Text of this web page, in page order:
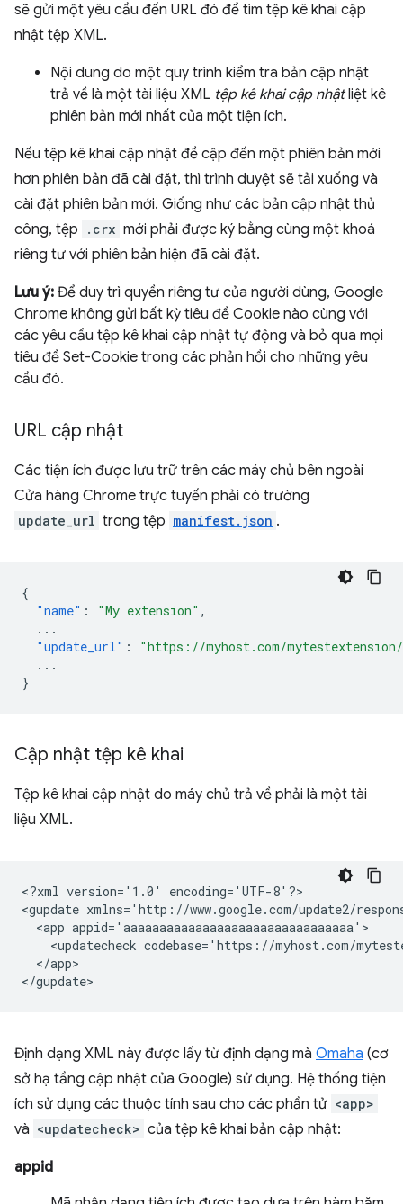
sẽ gửi một yêu cầu đến URL đó để tìm tệp kê khai cập
nhật tệp XML.
Nội dung do một quy trình kiểm tra bản cập nhật
trả về là một tài liệu XML tệp kê khai cập nhậtliệt kê
phiên bản mới nhất của một tiện ích.
Nếu tệp kê khai cập nhật đề cập đến một phiên bản mới
hơn phiên bản đã cài đặt, thì trình duyệt sẽ tải xuống và
cài đặt phiên bản mới. Giống như các bản cập nhật thủ
công, tệp
.crx mới phải được ký bằng cùng một khoá
riêng tư với phiên bản hiện đã cài đặt.
Lưu ý: Để duy trì quyền riêng tư của người dùng, Google
Chrome không gửi bất kỳ tiêu đề Cookie nào cùng với
các yêu cầu tệp kê khai cập nhật tự động và bỏ qua mọi
tiêu đề Set-Cookie trong các phản hồi cho những yêu
cầu đó.
URL cập nhật
Các tiện ích được lưu trữ trên các máy chủ bên ngoài
Cửa hàng Chrome trực tuyến phải có trường
update_url trong tệp manifest.json .
{
"name" : "My extension" ,
...
"update_url" :
"https://myhost.com/
...
}
Cập nhật tệp kê khai
Tệp kê khai cập nhật do máy chủ trả về phải là một tài
liệu XML.
<?xml version='1.0'
encoding='UTF-8'?>
<gupdate xmlns='http://www.google.com/update2/
<app
<updatecheck codebase='https://myhost.com/
</app>
Định dạng XML này được lấy từ định dạng mà Omaha (cơ
sở hạ tầng cập nhật của Google) sử dụng. Hệ thống tiện
ích sử dụng các thuộc tính sau cho các phần tử <app>
và <updatecheck> của tệp kê khai bản cập nhật:
appid